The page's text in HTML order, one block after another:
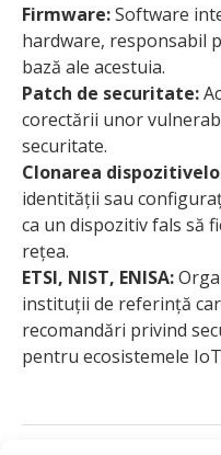
Firmware:Software
hardware, responsabil
bază ale acestuia.
Patch de securitate:
corectării unor
securitate.
Clonarea
identității sau
ca un dispozitiv fals să
rețea.
ETSI, NIST, ENISA:
instituții de referință
recomandări privind
pentru ecosistemele